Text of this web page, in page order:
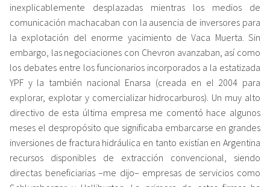
inexplicablemente desplazadas mientras los medios de
comunicación machacaban con la ausencia de inversores para
la explotación del enorme yacimiento de Vaca Muerta. Sin
embargo, las negociaciones con Chevron avanzaban, así como
los debates entre los funcionarios incorporados a la estatizada
YPF y la también nacional Enarsa (creada en el 2004 para
explorar, explotar y comercializar hidrocarburos). Un muy alto
directivo de esta última empresa me comentó hace algunos
meses el despropósito que significaba embarcarse en grandes
inversiones de fractura hidráulica en tanto existían en Argentina
recursos disponibles de extracción convencional, siendo
directas beneficiarias –me dijo– empresas de servicios como